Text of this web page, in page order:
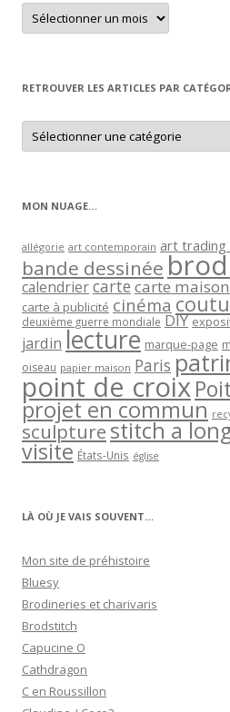
Retrouver
un
article
RETROUVER LES ARTICLES PAR
Retrouver
les
articles
MON NUAGE…
allégorie art contemporain art trading
bande dessinée
calendriercartecarte maison
carte à publicité cinéma
deuxième guerre mondiale DIY
jardin lecture marque-page
oiseau papier maison Paris
point de croix
projet en commun
sculpturestitch a
visite États-Unis église
LÀ OÙ JE VAIS SOUVENT…
Mon site de préhistoire
Bluesy
Brodineries et charivaris
Brodstitch
Capucine O
Cathdragon
C en Roussillon